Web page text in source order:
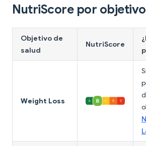
NutriScore por
Objetivo de
salud
NutriScore
Weight Loss